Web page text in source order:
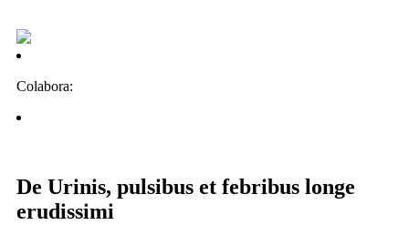
Colabora:
De Urinis, pulsibus et febribus longe
erudissimi